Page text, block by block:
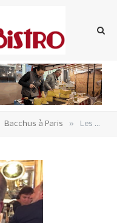
Bacchus à Paris » Les Editos Bachiques de Jean Lapoujade